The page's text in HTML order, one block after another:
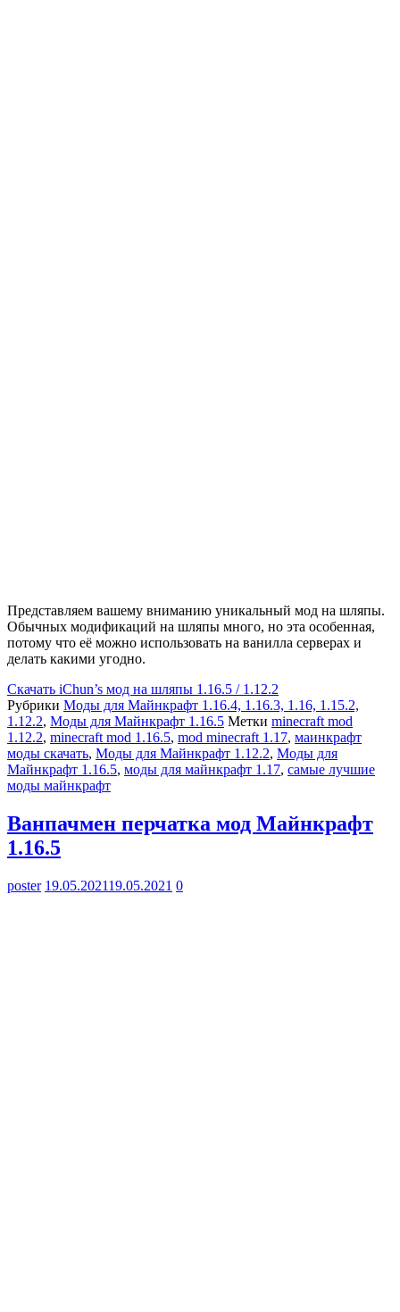
Представляем вашему вниманию уникальный мод на шляпы.
Обычных модификаций на шляпы много, но эта особенная,
потому что её можно использовать на ванилла серверах и
делать какими угодно.
Скачать iChun’s мод на шляпы 1.16.5 / 1.12.2
Рубрики Моды для Майнкрафт 1.16.4, 1.16.3, 1.16, 1.15.2,
1.12.2, Моды для Майнкрафт 1.16.5 Метки minecraft mod
1.12.2, minecraft mod 1.16.5, mod minecraft 1.17, маинкрафт
моды скачать, Моды для Майнкрафт 1.12.2, Моды для
Майнкрафт 1.16.5, моды для майнкрафт 1.17, самые лучшие
моды майнкрафт
Ванпачмен перчатка мод Майнкрафт
1.16.5
poster 19.05.202119.05.2021 0